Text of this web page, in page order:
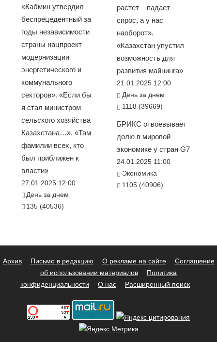
«Кабмин утвердил
беспрецедентный за
годы независимости
страны нацпроект
модернизации
энергетического и
коммунального
секторов». «Если бы
я стал министром
сельского хозяйства
Казахстана…». «Там
фамилии всех, кто
был приближен к
власти»
27.01.2025 12:00
День за днем
135 (40536)
растет – падает
спрос, а у нас
наоборот».
«Казахстан упустил
возможность для
развития майнинга»
21.01.2025 12:00
День за днем
1118 (39669)
БРИКС отвоёвывает
долю в мировой
экономике у стран G7
24.01.2025 11:00
Экономика
1105 (40906)
Архив Письмо в редакцию О рекламе на сайте
Соглашение
об использовании материалов
Политика
конфиденциальности
О нас Расширенный поиск